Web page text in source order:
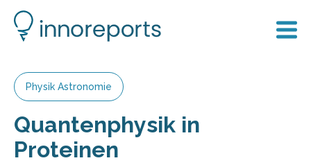
Physik Astronomie
Quantenphysik in
Proteinen